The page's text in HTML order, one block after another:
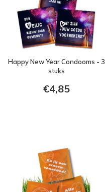
Happy New Year Condooms - 3
stuks
€4,85